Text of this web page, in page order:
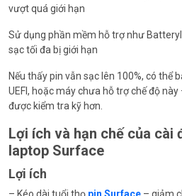
vượt quá giới hạn
Sử dụng phần mềm hỗ trợ như
sạc tối đa bị giới hạn
Nếu thấy pin vẫn sạc lên 100%, có thể
UEFI, hoặc máy chưa hỗ trợ chế độ
được kiểm tra kỹ hơn.
Lợi ích và hạn chế của cài
laptop Surface
Lợi ích
– Kéo dài tuổi thọ pin Surface – giảm